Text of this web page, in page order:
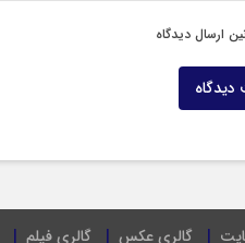
ارسال دیدگاه
دیدگاه
گالری عکس گالری فیلم